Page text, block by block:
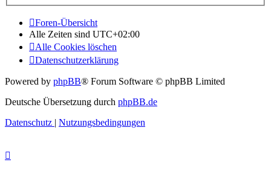
Foren-Übersicht
Alle Zeiten sind UTC+02:00
Alle Cookies löschen
Datenschutzerklärung
Powered by phpBB® Forum Software © phpBB Limited
Deutsche Übersetzung durch phpBB.de
Datenschutz | Nutzungsbedingungen